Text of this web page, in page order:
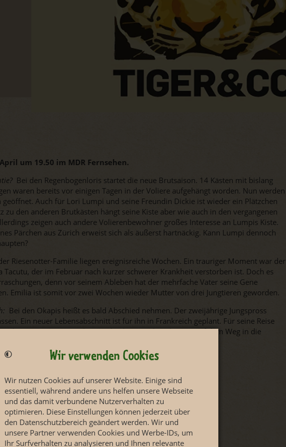
um 19.50 im MDR Fernsehen.
Bei den Regenbogenloris startet die neue Brutsaison. 14 Kästen mit bislang
waren bereits vor einigen Tagen in der Voliere aufgehängt worden. Nun werden
geöffnet. Auch für Lori Lumpi und seine Freundin Dickie ist wieder ein Plätzchen
zu den anderen Brutkästen hängt seine Kiste aber wie auch in den vergangenen
zeigen auch andere Volierenbewohner großes Interesse an Lumpis Kiste.
Pärchen aus Zürich erweist sich als äußerst hartnäckig. Kann Lumpi dennoch
Riesenotter-Familie liegen ereignisreiche Wochen. Ein trauriger Moment war der
Tacutu, der im Februar nach kurzer schwerer Krankheit verstorben ist. Doch es
denn vor seinem Ableben hat der mehrfache Vater seine Gene
Emilia ist somit vor zwei Wochen wieder Mutter von drei Jungtieren geworden.
Bei den Okapis heißt es bald Abschied nehmen. Der zweijährige Jungspross
Ein neuer Lebensabschnitt ist für ihn in Frankreich geplant. Für seine Reise
einige Trainingseinheiten absolvieren, denn bereits auf dem Weg in die
Hürden zu meistern.
Wir verwenden Cookies
Wir nutzen Cookies auf unserer Website. Einige sind
essentiell, während andere uns helfen unsere Webseite
und das damit verbundene Nutzerverhalten zu
optimieren. Diese Einstellungen können jederzeit über
den Datenschutzbereich geändert werden. Wir und
unsere Partner verwenden Cookies und Werbe-IDs, um
Ihr Surfverhalten zu analysieren und Ihnen relevante